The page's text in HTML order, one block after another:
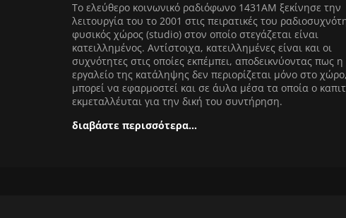
Tο ελεύθερο κοινωνικό ραδιόφωνο 1431AM ξεκίνησε την
λειτουργία του το 2001 στις πειρατικές του
φυσικός χώρος (studio) στον οποίο στεγάζεται είναι
κατειλλημένος. Αντίστοιχα, κατειλλημένες είναι και οι
συχνότητες στις οποίες εκπέμπει, αποδεικνύοντας πως η
εργαλείο της κατάληψης δεν περιορίζεται μόνο στο
μπορεί να εφαρμοστεί και σε άυλα μέσα τα οποία ο
εκμεταλλέυται για την δική του συντήρηση.
διαβάστε περισσότερα…